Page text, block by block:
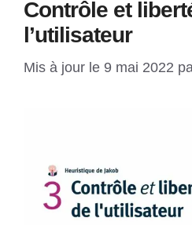
Contrôle et
l’utilisateur
Mis à jour le 9 mai 2022